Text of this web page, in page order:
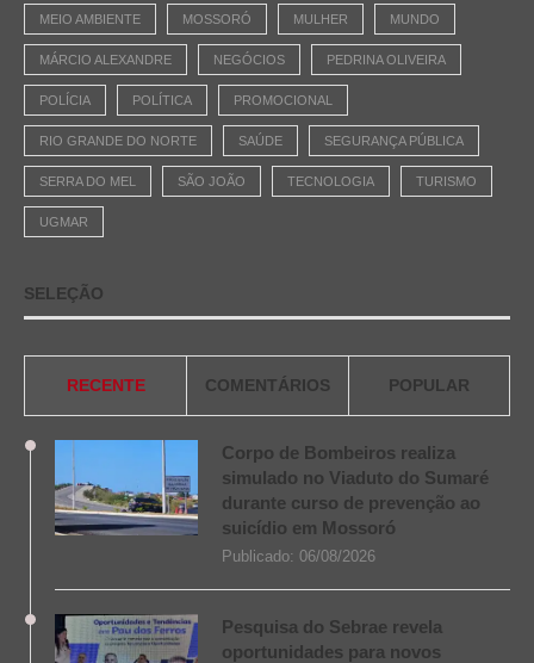
MEIO AMBIENTE MOSSORÓ MULHER MUNDO
MÁRCIO ALEXANDRE NEGÓCIOS PEDRINA OLIVEIRA
POLÍCIA POLÍTICA PROMOCIONAL
RIO GRANDE DO NORTE SAÚDE SEGURANÇA PÚBLICA
SERRA DO MEL SÃO JOÃO TECNOLOGIA TURISMO
UGMAR
SELEÇÃO
RECENTE COMENTÁRIOS POPULAR
Corpo de Bombeiros realiza
simulado no Viaduto do Sumaré
durante curso de prevenção ao
suicídio em Mossoró
Publicado: 06/08/2026
Pesquisa do Sebrae revela
oportunidades para novos